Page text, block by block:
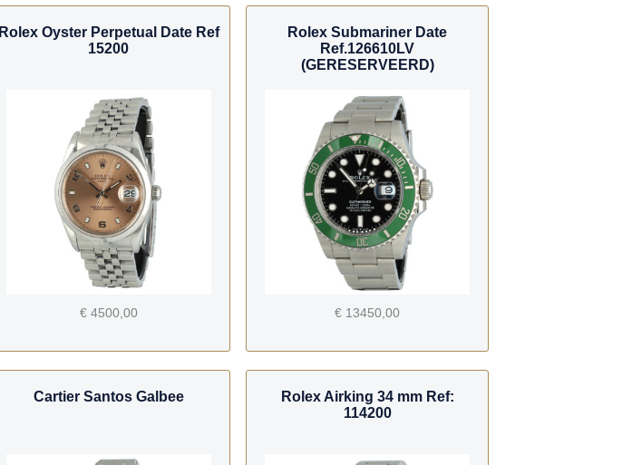
Rolex Oyster Perpetual Date Ref
15200
€ 4500,00
Rolex Submariner Date
Ref.126610LV
(GERESERVEERD)
€ 13450,00
Cartier Santos Galbee
Rolex Airking 34 mm Ref:
114200